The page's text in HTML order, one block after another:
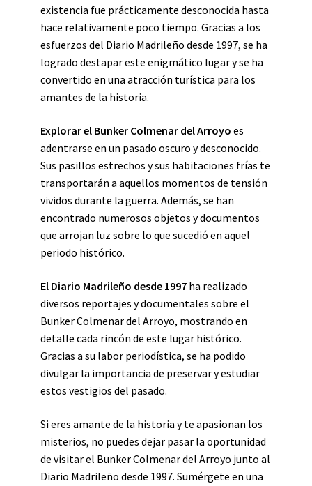
existencia fue prácticamente desconocida hasta
hace relativamente poco tiempo. Gracias a los
esfuerzos del Diario Madrileño desde 1997, se ha
logrado destapar este enigmático lugar y se ha
convertido en una atracción turística para los
amantes de la historia.
Explorar el Bunker Colmenar del Arroyo es
adentrarse en un pasado oscuro y desconocido.
Sus pasillos estrechos y sus habitaciones frías te
transportarán a aquellos momentos de tensión
vividos durante la guerra. Además, se han
encontrado numerosos objetos y documentos
que arrojan luz sobre lo que sucedió en aquel
periodo histórico.
El Diario Madrileño desde 1997 ha realizado
diversos reportajes y documentales sobre el
Bunker Colmenar del Arroyo, mostrando en
detalle cada rincón de este lugar histórico.
Gracias a su labor periodística, se ha podido
divulgar la importancia de preservar y estudiar
estos vestigios del pasado.
Si eres amante de la historia y te apasionan los
misterios, no puedes dejar pasar la oportunidad
de visitar el Bunker Colmenar del Arroyo junto al
Diario Madrileño desde 1997. Sumérgete en una